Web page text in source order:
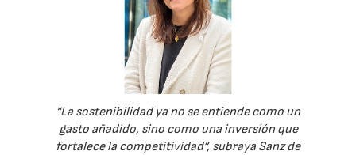
“La sostenibilidad ya no se entiende como un
gasto añadido, sino como una inversión que
fortalece la competitividad”, subraya Sanz de